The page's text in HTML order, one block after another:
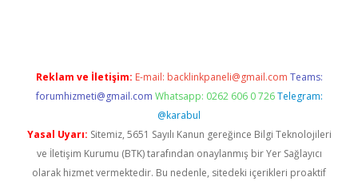
Reklam ve İletişim: E-mail: backlinkpaneli@gmail.com Teams:
forumhizmeti@gmail.com Whatsapp: 0262 606 0 726 Telegram:
@karabul
Yasal Uyarı: Sitemiz, 5651 Sayılı Kanun gereğince Bilgi Teknolojileri
ve İletişim Kurumu (BTK) tarafından onaylanmış bir Yer Sağlayıcı
olarak hizmet vermektedir. Bu nedenle, sitedeki içerikleri proaktif